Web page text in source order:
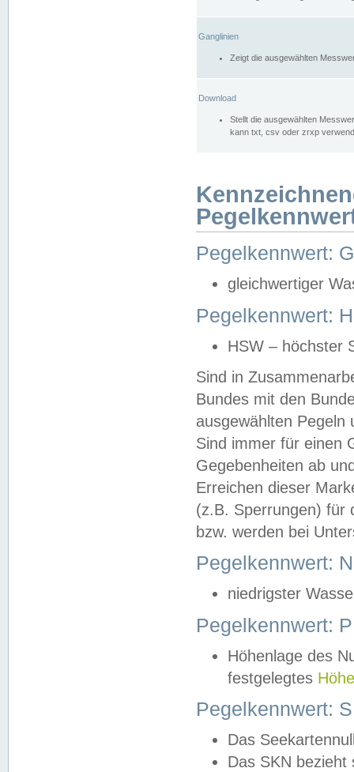
Ganglinien
Zeigt die ausgewählten
Download
Stellt die ausgewählten
kann txt, csv oder zrxp
Pegelkennwert:
gleichwertiger
Pegelkennwert:
HSW – höchster
Sind in
Bundes mit den
ausgewählten
Sind immer für einen
Gegebenheiten ab
Erreichen dieser
(z.B. Sperrungen) für
bzw. werden bei
Pegelkennwert:
niedrigster
Pegelkennwert:
Höhenlage des
festgelegtes
Pegelkennwert:
Das
Das SKN